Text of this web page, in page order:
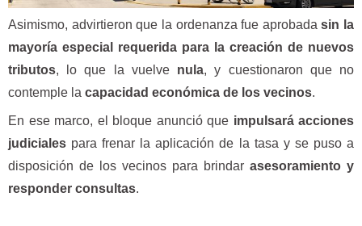
Asimismo, advirtieron que la ordenanza fue aprobadasin la
mayoría especial requerida para la creación de nuevos
tributos, lo que la vuelve nula, y cuestionaron que no
contemple la capacidad económica de los vecinos.
En ese marco, el bloque anunció que impulsará acciones
judiciales para frenar la aplicación de la tasa y se puso a
disposición de los vecinos para brindar asesoramiento y
responder consultas.